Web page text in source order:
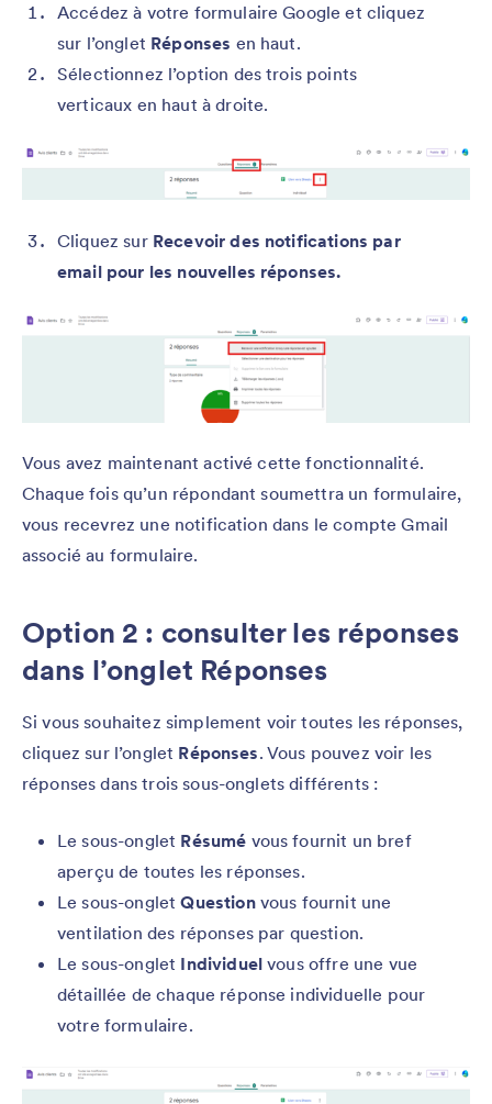
Accédez à votre formulaire Google et cliquez
sur l’onglet Réponses en haut.
Sélectionnez l’option des trois points
verticaux en haut à droite.
Cliquez sur Recevoir des notifications par
email pour les nouvelles réponses.
Vous avez maintenant activé cette fonctionnalité.
Chaque fois qu’un répondant soumettra un formulaire,
vous recevrez une notification dans le compte Gmail
associé au formulaire.
Option 2 : consulter les réponses
dans l’onglet Réponses
Si vous souhaitez simplement voir toutes les réponses,
cliquez sur l’onglet Réponses. Vous pouvez voir les
réponses dans trois sous-onglets différents :
Le sous-onglet Résumé vous fournit un bref
aperçu de toutes les réponses.
Le sous-ongletQuestionvous fournit une
ventilation des réponses par question.
Le sous-onglet Individuel vous offre une vue
détaillée de chaque réponse individuelle pour
votre formulaire.